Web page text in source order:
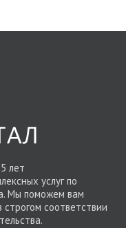
лет
услуг по
Мы поможем вам
соответствии